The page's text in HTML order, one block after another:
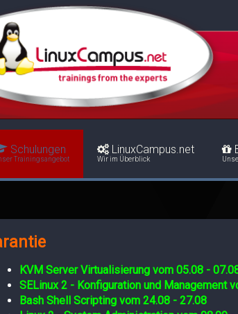
Schulungen
Trainingsangebot
LinuxCampus.net
Wir im Überblick
KVM Server Virtualisierung vom 05.08 -
SELinux 2 - Konfiguration und Management
Bash Shell Scripting vom 24.08 - 27.08